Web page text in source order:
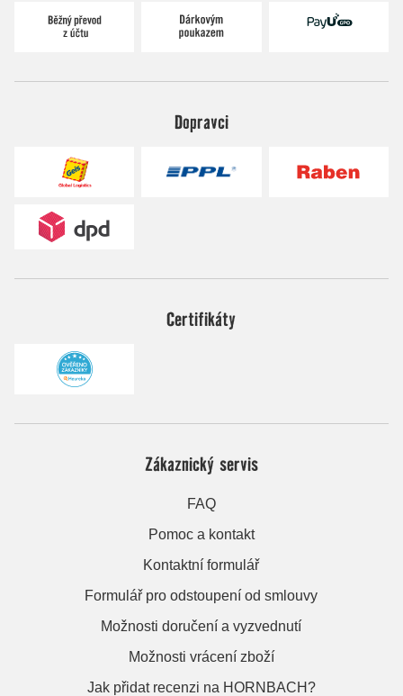
Dopravci
Certifikáty
Zákaznický servis
FAQ
Pomoc a kontakt
Kontaktní formulář
Formulář pro odstoupení od smlouvy
Možnosti doručení a vyzvednutí
Možnosti vrácení zboží
Jak přidat recenzi na HORNBACH?